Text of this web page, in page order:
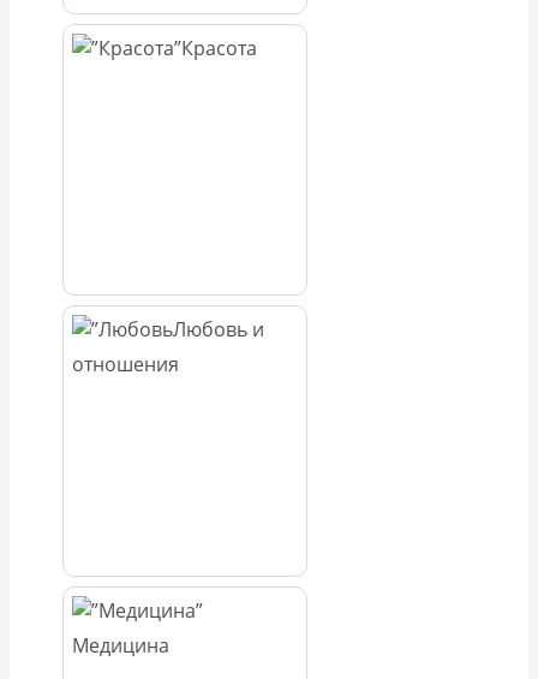
Красота
Любовь и
отношения
Медицина